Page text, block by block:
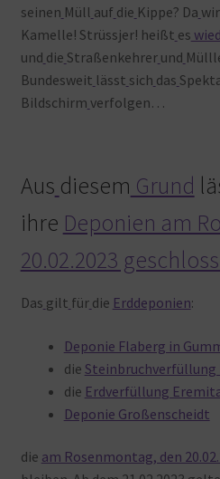
seinen Müll auf die Kippe? Da
Kamelle! Strüssjer! heißt es
und die Straßenkehrer und
Bundesweit lässt sich das
Bildschirm verfolgen…
Aus diesem Grund
ihre Deponien am
20.02.2023
Das gilt für die Erddeponien:
Deponie Flaberg in
die Steinbruchverfüllung
die Erdverfüllung
Deponie Großenscheidt
die am Rosenmontag, den